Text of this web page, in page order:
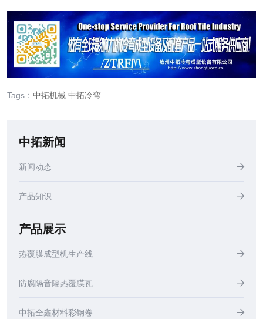
Tags： 中拓机械 中拓冷弯
中拓新闻
新闻动态
产品知识
产品展示
热覆膜成型机生产线
防腐隔音隔热覆膜瓦
中拓全鑫材料彩钢卷